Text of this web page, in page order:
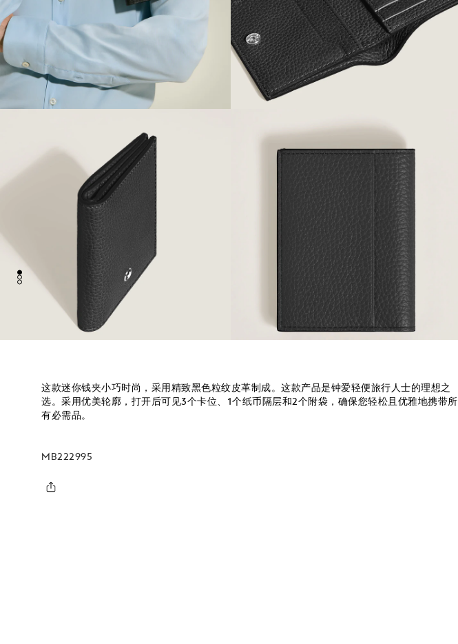
这款迷你钱夹小巧时尚，采用精致黑色粒纹皮革制成。这款产品是钟爱轻便旅行人士的理想之
选。采用优美轮廓，打开后可见3个卡位、1个纸币隔层和2个附袋，确保您轻松且优雅地携带所
有必需品。
MB222995